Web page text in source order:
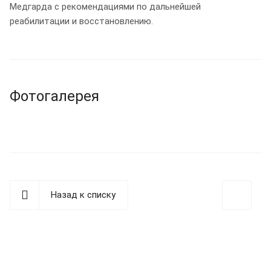
Медгарда с рекомендациями по дальнейшей
реабилитации и восстановлению.
Фотогалерея
Назад к списку